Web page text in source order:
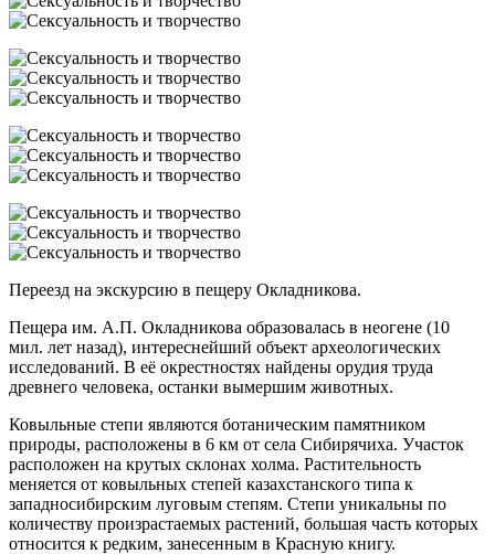
Переезд на экскурсию в пещеру Окладникова.
Пещера им. А.П. Окладникова образовалась в неогене (10
мил. лет назад), интереснейший объект археологических
исследований. В её окрестностях найдены орудия труда
древнего человека, останки вымершим животных.
Ковыльные степи являются ботаническим памятником
природы, расположены в 6 км от села Сибирячиха. Участок
расположен на крутых склонах холма. Растительность
меняется от ковыльных степей казахстанского типа к
западносибирским луговым степям. Степи уникальны по
количеству произрастаемых растений, большая часть которых
относится к редким, занесенным в Красную книгу.